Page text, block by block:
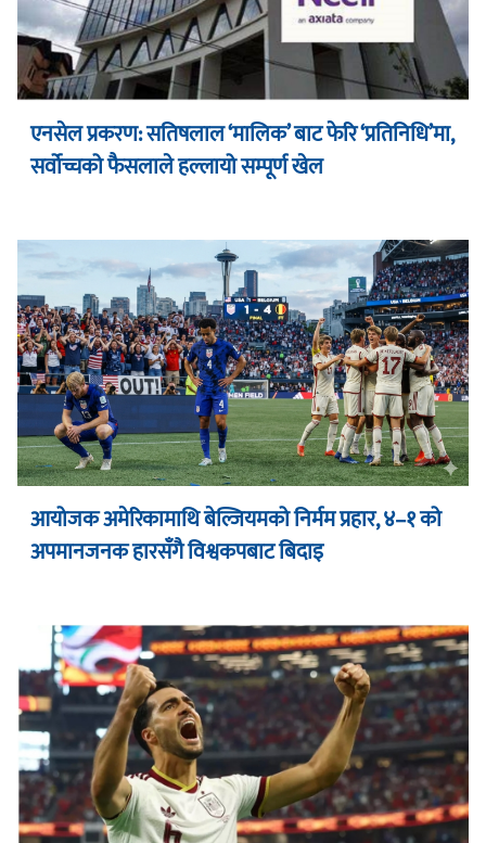
एनसेल प्रकरण: सतिषलाल ‘मालिक’ बाट फेरि ‘प्रतिनिधि’मा,
सर्वोच्चको फैसलाले हल्लायो सम्पूर्ण खेल
आयोजक अमेरिकामाथि बेल्जियमको निर्मम प्रहार, ४–१ को
अपमानजनक हारसँगै विश्वकपबाट बिदाइ